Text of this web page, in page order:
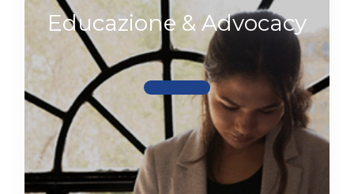
Educazione & Advocacy
Scopri di più